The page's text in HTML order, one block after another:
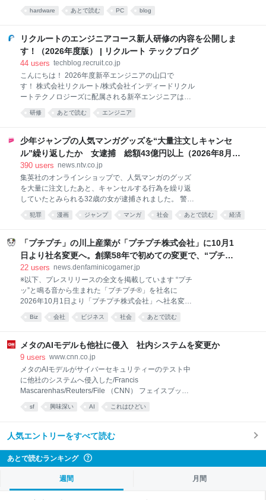
日本政府のクールジャパン機構再検討の背景』と題し
話にとどまらな、より根の深い構造的な問題を浮かび
上がらせている。民間が手を出しにくい高リスク領域
を補う「政策
所すべて）では認識されない。 ②GPUに負荷をかける
がファンが回らない。このためGPU温度が90度を超え
認識もされている。 ④HDMI接続でも電源投入後、メ
ーカーロゴマークが表示されないままWINDOW画面ま
で進む。 ⑤外観に変形や傷等はなく端子抜けなどはな
ではないと考えます。 数時間置いてから、再度組み立
てディスプレイポート接続を行ったり、ケーブルの交
換など試しましたが 症状は改善されませんでした。 お
忙しい中大変申し訳ありませんが、よろしくお願いし
hardware あとで読む PC blog
リクルートのエンジニアコース新人研修の内容を公開しま
す！（2026年度版） | リクルート テックブログ
44 users techblog.recruit.co.jp
こんにちは！ 2026年度新卒エンジニアの山口で
す！ 株式会社リクルート/株式会社インディードリクル
ートテクノロジーズに配属される新卒エンジニアは、
部署配属が行われる前に約4ヶ月間のBootCampと呼ば
れる新卒研修に参加します。 今回は2026年度の研修
の学びを紹介いたします。
研修 あとで読む エンジニア
少年ジャンプの人気マンガグッズを“大量注文しキャンセ
ル”繰り返したか 女逮捕 総額43億円以上（2026年8月6
日掲載）｜日テレNEWS NNN
390 users news.ntv.co.jp
集英社のオンラインショップで、人気マンガのグッズ
を大量に注文したあと、キャンセルする行為を繰り返
していたとみられる32歳の女が逮捕されました。 警視
庁によりますと、吉田麻祐容疑者は2024年から去年に
かけて、集英社のオンラインショップで注文した、少
「NARUTO」のグッズなどの代金を支払わず大量にキ
ャンセルしたことで、業務を妨害した疑いがもたれて
います。 集英社によりますと、吉田容疑者は238個の
の総額は、43億円以上にのぼるということです。 調べ
に対し吉田容疑者は容疑を認め、「アニメ全般が好き
で、注文したことで欲求が満たされた」と供述してい
るということです。
犯罪 漫画 ジャンプ マンガ 社会 あとで読む 経済
「プチプチ」の川上産業が「プチプチ株式会社」に10月1
日より社名変更へ。創業58年で初めての変更で、“プチ
ッ”と鳴るおなじみの緩衝材が会社の名前に
22 users news.denfaminicogamer.jp
※以下、プレスリリースの全文を掲載しています “プチ
ッ”と鳴る音から生まれた「プチプチ®」を社名に
2026年10月1日より「プチプチ株式会社」へ社名変更
〜親しまれてきた商品名を企業ブランドへ〜気泡緩衝
材の「プチプチ®」の製造販売などを行う川上産業株
永圭佑)は、2026年10月1日（木）より、社名を「プチ
プチ株式会社」へ変更いたします。 当社はこれまで、
気泡緩衝材「プチプチ®」を中心に、大切なものをま
もる製品づくりに取り組んでまいりました。 誰もが知
っている「プチプチ®」は、指でつぶすと“プチッ”と鳴
録しました。それ以降、当社が長年にわたり育ててき
面で親しまれてきた製品です。当社は創業58年で初め
てとなる今回の社名変更を機に、商品名として親
Biz 会社 ビジネス 社会 あとで読む
メタのAIモデルも他社に侵入 社内システムを変更か
9 users www.cnn.co.jp
メタのAIモデルがサイバーセキュリティーのテスト中
に他社のシステムへ侵入した/Francis
Mascarenhas/Reuters/File （CNN） フェイスブック
とインスタグラムを運営するメタの人工知能（AI）モ
デルがサイバーセキュリティーのテスト中に他社のシ
ージェントが暴走した企業にメタも加わった形だ。 メ
によるもので、オープンAIやアンソロピックが以前に
公表した事案と同様だという。 同社の広報は、モデル
の一つである「Muse Spark（ミューズ・スパーク）」
がテスト会社の設定ミスにより、意図せずインターネ
ットへ接続できる状態になったと説明した。 このモデ
sf 興味深い AI これはひどい
人気エントリーをすべて読む
あとで読むランキング
週間 月間